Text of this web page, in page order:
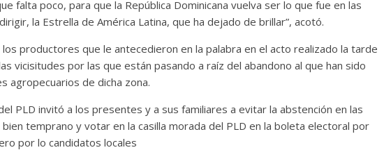
falta poco, para que la República Dominicana vuelva ser lo que fue en las
la Estrella de América Latina, que ha dejado de brillar”, acotó.
productores que le antecedieron en la palabra en el acto realizado la tarde
vicisitudes por las que están pasando a raíz del abandono al que han sido
agropecuarios de dicha zona.
PLD invitó a los presentes y a sus familiares a evitar la abstención en las
temprano y votar en la casilla morada del PLD en la boleta electoral por
por lo candidatos locales